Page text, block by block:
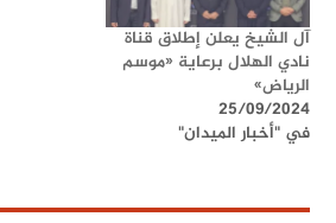
آل الشيخ يعلن إطلاق قناة
نادي الهلال برعاية «موسم
الرياض»
25/09/2024
في "أخبار الميدان"